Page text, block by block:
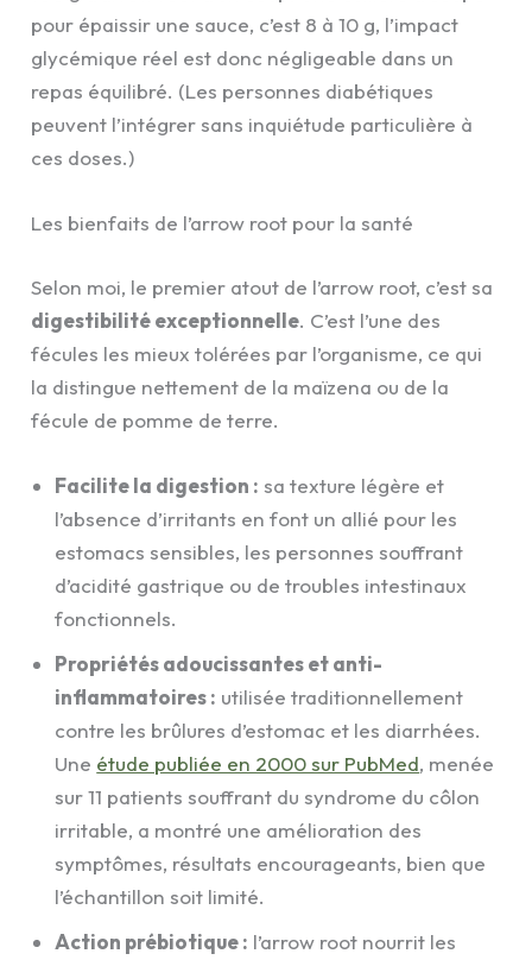
pour épaissir une sauce, c’est 8 à 10 g, l’impact
glycémique réel est donc négligeable dans un
repas équilibré. (Les personnes diabétiques
peuvent l’intégrer sans inquiétude particulière à
ces doses.)
Les bienfaits de l’arrow root pour la santé
Selon moi, le premier atout de l’arrow root, c’est sa
digestibilité exceptionnelle. C’est l’une des
fécules les mieux tolérées par l’organisme, ce qui
la distingue nettement de la maïzena ou de la
fécule de pomme de terre.
Facilite la digestion : sa texture légère et
l’absence d’irritants en font un allié pour les
estomacs sensibles, les personnes souffrant
d’acidité gastrique ou de troubles intestinaux
fonctionnels.
Propriétés adoucissantes et anti-
inflammatoires : utilisée traditionnellement
contre les brûlures d’estomac et les diarrhées.
Une étude publiée en 2000 sur PubMed, menée
sur 11 patients souffrant du syndrome du côlon
irritable, a montré une amélioration des
symptômes, résultats encourageants, bien que
l’échantillon soit limité.
Action prébiotique : l’arrow root nourrit les